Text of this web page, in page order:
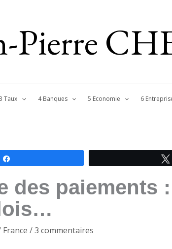
Pierre
Taux 4 Banques 5 Economie 6
des paiements
France /3 commentaires